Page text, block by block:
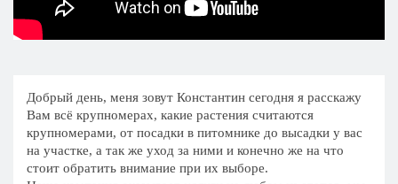
Добрый день, меня зовут Константин сегодня я расскажу
Вам всё крупномерах, какие растения считаются
крупномерами, от посадки в питомнике до высадки у вас
на участке, а так же уход за ними и конечно же на что
стоит обратить внимание при их выборе.